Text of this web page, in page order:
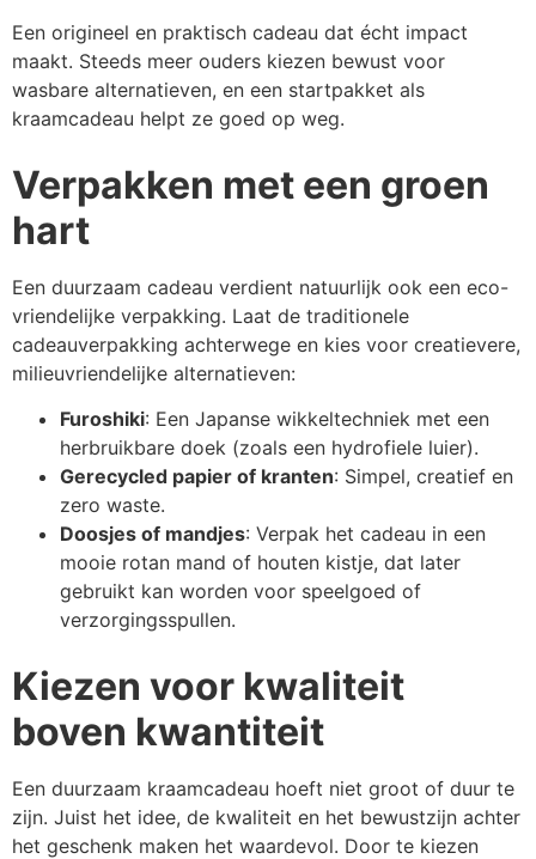
Een origineel en praktisch cadeau dat écht impact
maakt. Steeds meer ouders kiezen bewust voor
wasbare alternatieven, en een startpakket als
kraamcadeau helpt ze goed op weg.
Verpakken met een groen
hart
Een duurzaam cadeau verdient natuurlijk ook een eco-
vriendelijke verpakking. Laat de traditionele
cadeauverpakking achterwege en kies voor creatievere,
milieuvriendelijke alternatieven:
Furoshiki: Een Japanse wikkeltechniek met een
herbruikbare doek (zoals een hydrofiele luier).
Gerecycled papier of kranten: Simpel, creatief en
zero waste.
Doosjes of mandjes: Verpak het cadeau in een
mooie rotan mand of houten kistje, dat later
gebruikt kan worden voor speelgoed of
verzorgingsspullen.
Kiezen voor kwaliteit
boven kwantiteit
Een duurzaam kraamcadeau hoeft niet groot of duur te
zijn. Juist het idee, de kwaliteit en het bewustzijn achter
het geschenk maken het waardevol. Door te kiezen